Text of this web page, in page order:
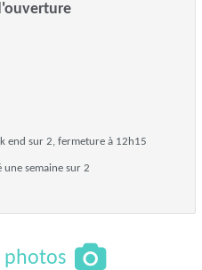
end sur 2, fermeture à 12h15
semaine sur 2
photos